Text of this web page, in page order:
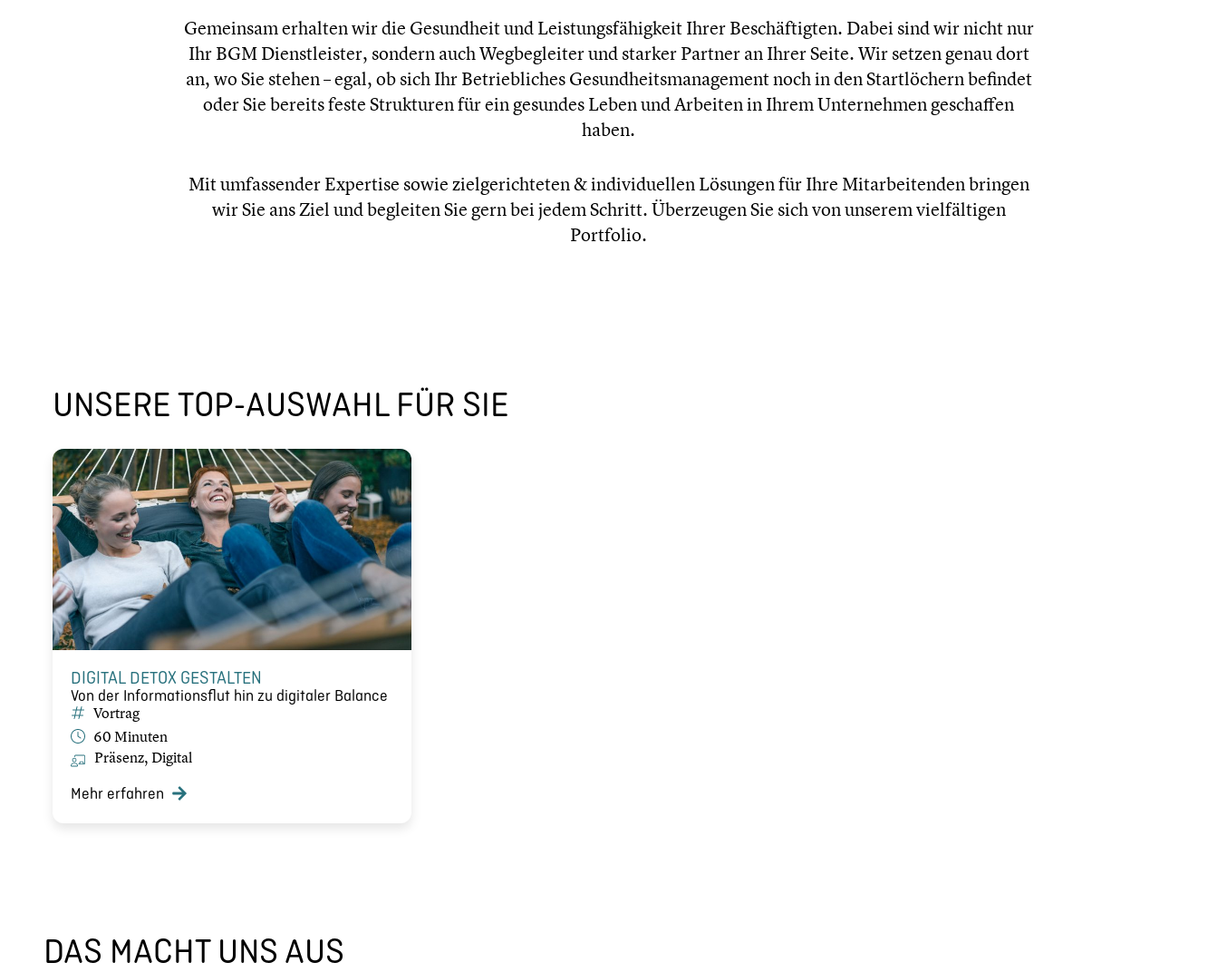
Gemeinsam erhalten wir die Gesund­heit und Leistungs­fä­hig­keit Ihrer Beschäf­tig­ten. Dabei sind wir nicht nur
Ihr BGM Dienst­leis­ter, sondern auch Wegbe­glei­ter und starker Partner an Ihrer Seite. Wir setzen genau dort
an, wo Sie stehen – egal, ob sich Ihr Betrieb­li­ches Gesundheits­management noch in den Start­lö­chern befindet
oder Sie bereits feste Struk­tu­ren für ein gesundes Leben und Arbeiten in Ihrem Unter­neh­men geschaf­fen
haben.
Mit umfas­sen­der Expertise sowie zielge­rich­te­ten & indivi­du­el­len Lösungen für Ihre Mitar­bei­ten­den bringen
wir Sie ans Ziel und begleiten Sie gern bei jedem Schritt. Überzeu­gen Sie sich von unserem vielfäl­ti­gen
Portfolio.
UNSERE TOP-AUSWAHL FÜR SIE
DIGITAL DETOX GESTALTEN
Von der Infor­ma­ti­ons­flut hin zu digitaler Balance
Vortrag
60 Minuten
Präsenz, Digital
Mehr erfahren
DAS MACHT UNS AUS